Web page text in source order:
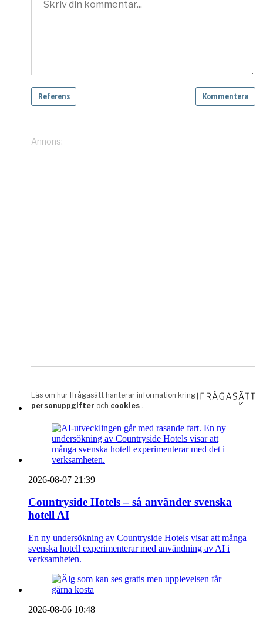
2026-08-07 21:39
Countryside Hotels – så använder svenska
hotell AI
En ny undersökning av Countryside Hotels visar att många
svenska hotell experimenterar med användning av AI i
verksamheten.
2026-08-06 10:48